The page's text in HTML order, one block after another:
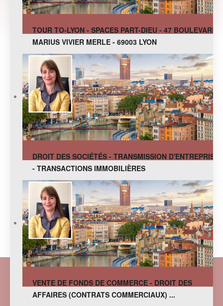
TOUR TO-LYON - SPACES PART-DIEU - 47 BOULEVARD
MARIUS VIVIER MERLE - 69003 LYON
DROIT DES SOCIÉTÉS - TRANSMISSION D'ENTREPRISE
- TRANSACTIONS IMMOBILIÈRES
VENTE DE FONDS DE COMMERCE - DROIT DES
AFFAIRES (CONTRATS COMMERCIAUX) ...